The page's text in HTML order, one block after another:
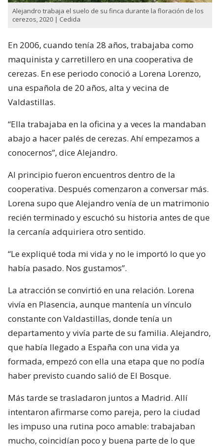
Alejandro trabaja el suelo de su finca durante la floración de los
cerezos, 2020 | Cedida
En 2006, cuando tenía 28 años, trabajaba como
maquinista y carretillero en una cooperativa de
cerezas. En ese periodo conoció a Lorena Lorenzo,
una española de 20 años, alta y vecina de
Valdastillas.
“Ella trabajaba en la oficina y a veces la mandaban
abajo a hacer palés de cerezas. Ahí empezamos a
conocernos”, dice Alejandro.
Al principio fueron encuentros dentro de la
cooperativa. Después comenzaron a conversar más.
Lorena supo que Alejandro venía de un matrimonio
recién terminado y escuchó su historia antes de que
la cercanía adquiriera otro sentido.
“Le expliqué toda mi vida y no le importó lo que yo
había pasado. Nos gustamos”.
La atracción se convirtió en una relación. Lorena
vivía en Plasencia, aunque mantenía un vínculo
constante con Valdastillas, donde tenía un
departamento y vivía parte de su familia. Alejandro,
que había llegado a España con una vida ya
formada, empezó con ella una etapa que no podía
haber previsto cuando salió de El Bosque.
Más tarde se trasladaron juntos a Madrid. Allí
intentaron afirmarse como pareja, pero la ciudad
les impuso una rutina poco amable: trabajaban
mucho, coincidían poco y buena parte de lo que